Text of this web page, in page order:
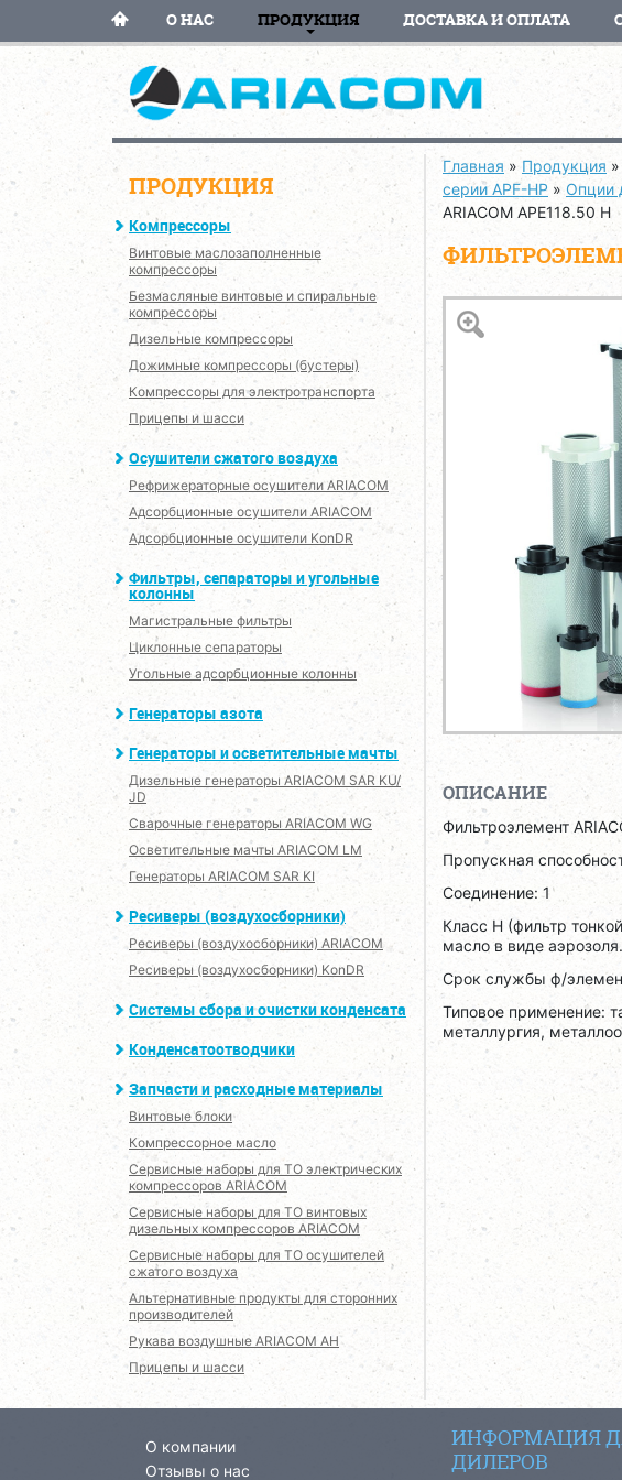
О НАС ПРОДУКЦИЯ ДОСТАВКА И ОПЛАТА
ПРОДУКЦИЯ
Компрессоры
Винтовые маслозаполненные
компрессоры
Безмасляные винтовые и спиральные
компрессоры
Дизельные компрессоры
Дожимные компрессоры (бустеры)
Компрессоры для электротранспорта
Прицепы и шасси
Осушители сжатого воздуха
Рефрижераторные осушители ARIACOM
Адсорбционные осушители ARIACOM
Адсорбционные осушители KonDR
Фильтры, сепараторы и угольные
колонны
Магистральные фильтры
Циклонные сепараторы
Угольные адсорбционные колонны
Генераторы азота
Генераторы и осветительные мачты
Дизельные генераторы ARIACOM SAR KU/
JD
Сварочные генераторы ARIACOM WG
Осветительные мачты ARIACOM LM
Генераторы ARIACOM SAR KI
Ресиверы (воздухосборники)
Ресиверы (воздухосборники) ARIACOM
Ресиверы (воздухосборники) KonDR
Системы сбора и очистки конденсата
Конденсатоотводчики
Запчасти и расходные материалы
Винтовые блоки
Компрессорное масло
Сервисные наборы для ТО электрических
компрессоров ARIACOM
Сервисные наборы для ТО винтовых
дизельных компрессоров ARIACOM
Сервисные наборы для ТО осушителей
сжатого воздуха
Альтернативные продукты для сторонних
производителей
Рукава воздушные ARIACOM AH
Прицепы и шасси
Главная » Продукция »
серии APF-HP » Опции
ARIACOM APE118.50 H
ОПИСАНИЕ
Фильтроэлемент
Пропускная
Соединение: 1
Класс H (фильтр
масло в виде
Срок службы ф/
Типовое применение:
металлургия,
О компании
Отзывы о нас
ИНФОРМАЦИЯ
ДИЛЕРОВ